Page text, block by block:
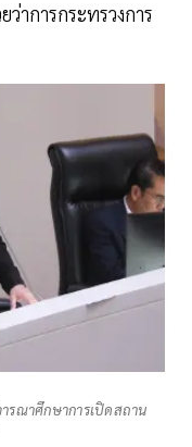
าการกระทรวงการ
ณาศึกษาการเปิดสถาน